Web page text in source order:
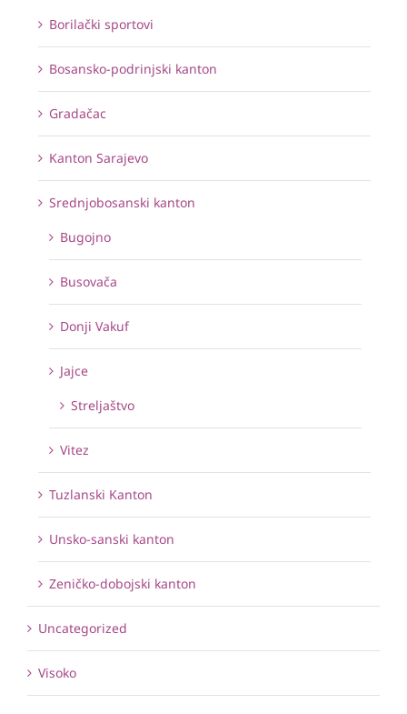
Borilački sportovi
Bosansko-podrinjski kanton
Gradačac
Kanton Sarajevo
Srednjobosanski kanton
Bugojno
Busovača
Donji Vakuf
Jajce
Streljaštvo
Vitez
Tuzlanski Kanton
Unsko-sanski kanton
Zeničko-dobojski kanton
Uncategorized
Visoko